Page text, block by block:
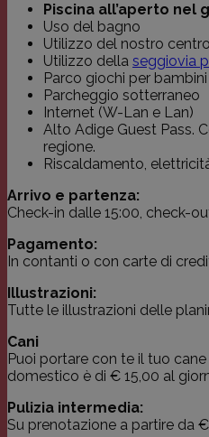
Piscina all’aperto nel
Uso del bagno
Utilizzo del nostro
Utilizzo della seggiovia
Parco giochi per bambini
Parcheggio sotterraneo
Internet (W-Lan e Lan)
Alto Adige Guest Pass.
regione.
Riscaldamento,
Arrivo e partenza:
Check-in dalle 15:00, check-
Pagamento:
In contanti o con carte di
Illustrazioni:
Tutte le illustrazioni delle
Cani
Puoi portare con te il tuo
domestico è di € 15,00 al
Pulizia intermedia:
Su prenotazione a partire da €